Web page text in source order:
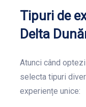
Tipuri de
Delta
Atunci când
selecta tipuri
experiențe unice: